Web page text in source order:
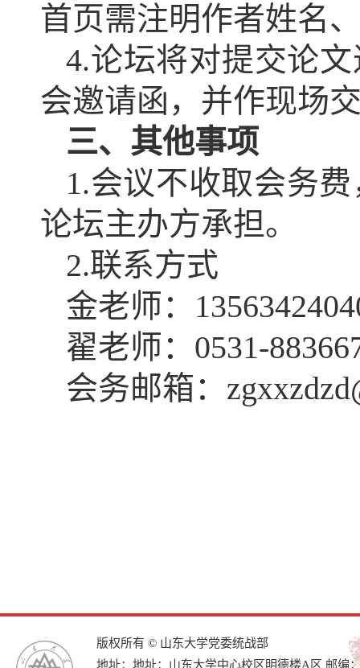
首页需注明作者姓名
4.论坛将对提交论
会邀请函，并作现场
三、其他事项
1.会议不收取会务
论坛主办方承担。
2.联系方式
金老师：
翟老师：0531-
会务邮箱：
版权所有 © 山东大学党委统战部
地址：地址：山东大学中心校区明德楼A区 邮编